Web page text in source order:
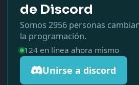
de Discord
Somos 2956personas
la programación.
124en línea ahora mismo
Unirse a discord